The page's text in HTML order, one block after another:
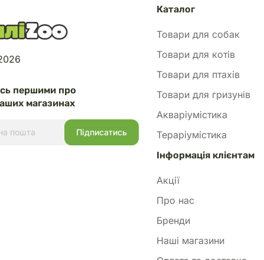
першими про
магазинах
Каталог
Товари для собак
Товари для котів
Товари для птахів
Товари для гризунів
Акваріумістика
Тераріумістика
Інформація клієнтам
Акції
Про нас
Бренди
Наші магазини